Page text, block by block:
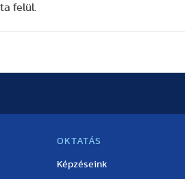
felül.
OKTATÁS
Képzéseink